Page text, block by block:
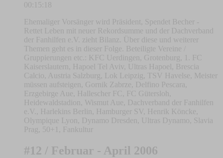
00:15:18
Ehemaliger Vorsänger wird Präsident, Spendet Becher -
Rettet Leben mit neuer Rekordsumme und der Dachverband
der Fanhilfen e.V. zieht Bilanz. Über diese und weiterer
Themen geht es in dieser Folge. Beteiligte Vereine /
Gruppierungen etc.: KFC Uerdingen, Grotenburg, 1. FC
Kaiserslautern, Hapoel Tel Aviv, Ultras Hapoel, Brescia
Calcio, Austria Salzburg, Lok Leipzig, TSV Havelse, Meister
müssen aufsteigen, Gornik Zabrze, Delfino Pescara,
Erzgebirge Aue, Hallescher FC, FC Gütersloh,
Heidewaldstadion, Wismut Aue, Dachverband der Fanhilfen
e.V., Harlekins Berlin, Hamburger SV, Henrik Köncke,
Olympique Lyon, Dynamo Dresden, Ultras Dynamo, Slavia
Prag, 50+1, Fankultur
#12 / Februar - April 2006